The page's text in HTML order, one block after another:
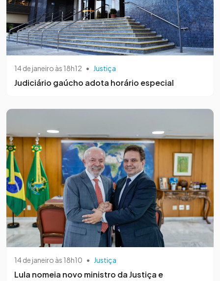
14 de janeiro às 18h12 • Justiça
Judiciário gaúcho adota horário especial
14 de janeiro às 18h10 • Justiça
Lula nomeia novo ministro da Justiça e